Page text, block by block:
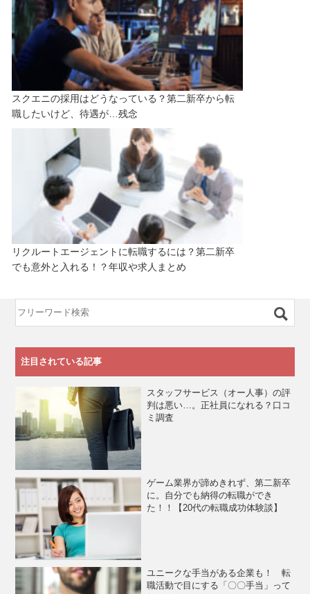
スクエニの採用はどうなっている？第二新卒から転
職したいけど、待遇が…残念
リクルートエージェントに転職するには？第二新卒
でも意外と入れる！？年収や求人まとめ
注目されている記事
スタッフサービス（オー人事）の評
判は悪い…。正社員になれる？口コ
ミ調査
ゲーム業界が諦めきれず、第二新卒
に。自分でも納得の転職ができ
た！！【20代の転職成功体験談】
ユニークな手当がある企業も！ 転
職活動で目にする「〇〇手当」って